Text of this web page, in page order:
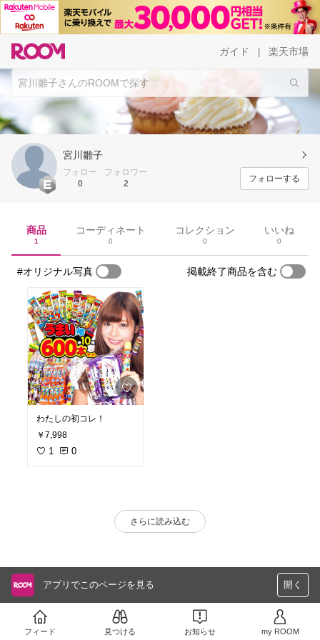
ガイド 楽天市場
宮川雛子
フォロー
0
フォロワー
2
フォローする
商品
1
コーディネート
0
コレクション
0
いいね
0
#オリジナル写真 掲載終了商品を含む
わたしの初コレ！
￥7,998
1 0
さらに読み込む
アプリでこのページを見る 開く
フィード 見つける お知らせ my ROOM